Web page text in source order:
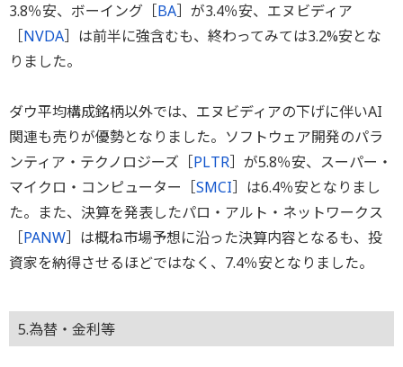
3.8％安、ボーイング［BA］が3.4％安、エヌビディア
［NVDA］は前半に強含むも、終わってみては3.2%安とな
りました。
ダウ平均構成銘柄以外では、エヌビディアの下げに伴いAI
関連も売りが優勢となりました。ソフトウェア開発のパラ
ンティア・テクノロジーズ［PLTR］が5.8％安、スーパー・
マイクロ・コンピューター［SMCI］は6.4％安となりまし
た。また、決算を発表したパロ・アルト・ネットワークス
［PANW］は概ね市場予想に沿った決算内容となるも、投
資家を納得させるほどではなく、7.4％安となりました。
5.為替・金利等